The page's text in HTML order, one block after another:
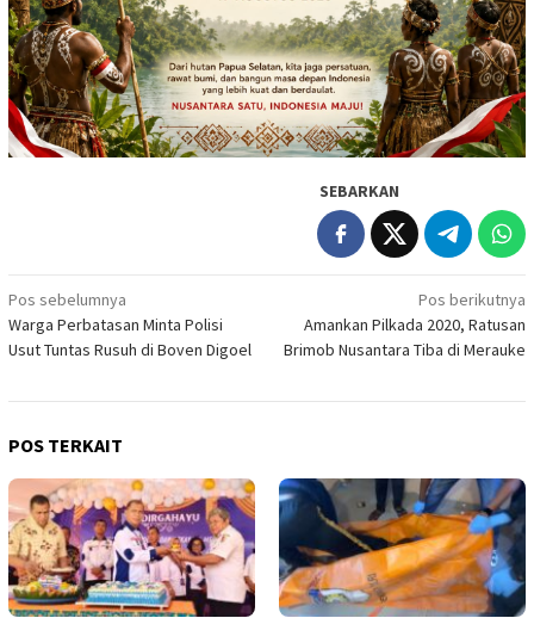
SEBARKAN
Navigasi
pos
Pos sebelumnya
Warga Perbatasan Minta Polisi
Usut Tuntas Rusuh di Boven Digoel
Pos berikutnya
Amankan Pilkada 2020, Ratusan
Brimob Nusantara Tiba di Merauke
POS TERKAIT